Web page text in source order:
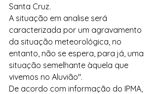
Santa Cruz.
A situação em analise será
caracterizada por um agravamento
da situação meteorológica, no
entanto, não se espera, para já, uma
situação semelhante àquela que
vivemos no Aluvião".
De acordo com informação do IPMA,